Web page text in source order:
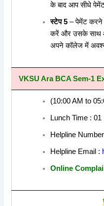
के बाद आप सीधे
स्टेप 5– पेमेंट करने के
करें और उसके साथ
अपने कॉलेज में
VKSU Ara BCA Sem-1
(10:00 AM to
Lunch Time :
Helpline
Helpline Email :
Online